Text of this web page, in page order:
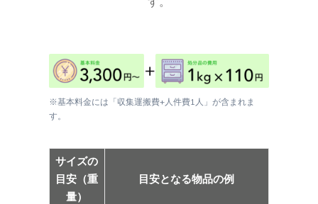
※基本料金には「収集運搬費+人件費1人」が含まれま
す。
サイズの
目安（重
量）
目安となる物品の例